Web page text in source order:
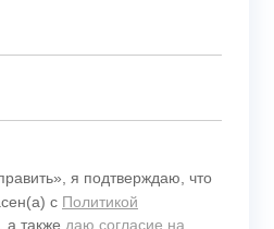
я подтверждаю, что
с Политикой
, а также даю согласие на